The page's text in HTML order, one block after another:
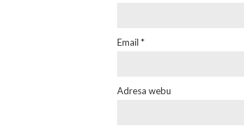
Email *
Adresa webu